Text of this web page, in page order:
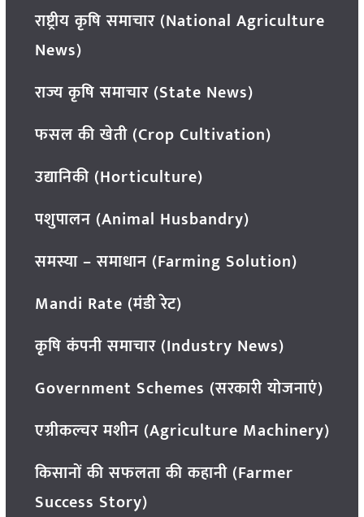
राष्ट्रीय कृषि समाचार (National Agriculture
News)
राज्य कृषि समाचार (State News)
फसल की खेती (Crop Cultivation)
उद्यानिकी (Horticulture)
पशुपालन (Animal Husbandry)
समस्या – समाधान (Farming Solution)
Mandi Rate (मंडी रेट)
कृषि कंपनी समाचार (Industry News)
Government Schemes (सरकारी योजनाएं)
एग्रीकल्चर मशीन (Agriculture Machinery)
किसानों की सफलता की कहानी (Farmer
Success Story)